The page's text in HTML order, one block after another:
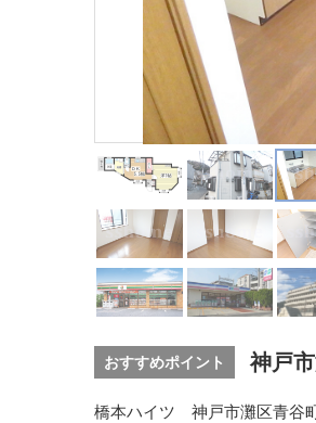
おすすめポイント 神戸
橋本ハイツ 神戸市灘区青谷